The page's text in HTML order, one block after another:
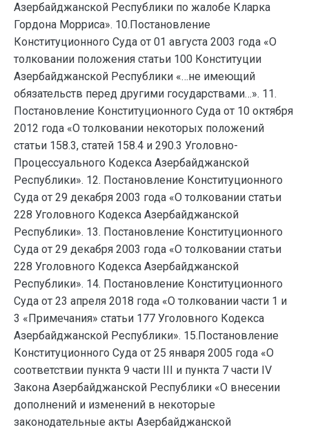
Азербайджанской Республики по жалобе Кларка
Гордона Морриса». 10.Постановление
Конституционного Суда от 01 августа 2003 года «О
толковании положения статьи 100 Конституции
Азербайджанской Республики «…не имеющий
обязательств перед другими государствами…». 11.
Постановление Конституционного Суда от 10 октября
2012 года «О толковании некоторых положений
статьи 158.3, статей 158.4 и 290.3 Уголовно-
Процессуального Кодекса Азербайджанской
Республики». 12. Постановление Конституционного
Суда от 29 декабря 2003 года «О толковании статьи
228 Уголовного Кодекса Азербайджанской
Республики». 13. Постановление Конституционного
Суда от 29 декабря 2003 года «О толковании статьи
228 Уголовного Кодекса Азербайджанской
Республики». 14. Постановление Конституционного
Суда от 23 апреля 2018 года «О толковании части 1 и
3 «Примечания» статьи 177 Уголовного Кодекса
Азербайджанской Республики». 15.Постановление
Конституционного Суда от 25 января 2005 года «О
соответствии пункта 9 части III и пункта 7 части IV
Закона Азербайджанской Республики «О внесении
дополнений и изменений в некоторые
законодательные акты Азербайджанской